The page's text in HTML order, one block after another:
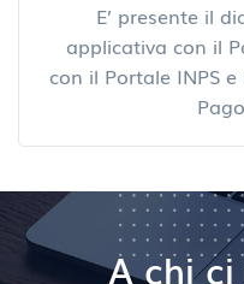
E’ presente il
applicativa con il
con il Portale INPS
A chi